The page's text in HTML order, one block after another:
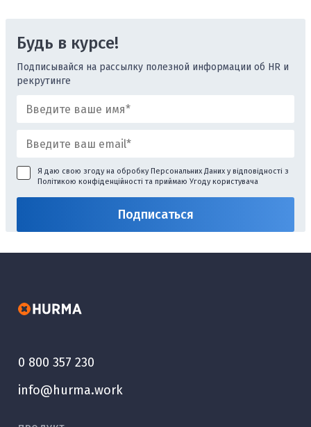
Будь в курсе!
Подписывайся на рассылку полезной информации об HR и
рекрутинге
Я даю свою згоду на обробку Персональних Даних у відповідності з
Політикою конфіденційності та приймаю Угоду користувача
0 800 357 230
info@hurma.work